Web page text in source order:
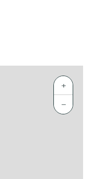
+
−